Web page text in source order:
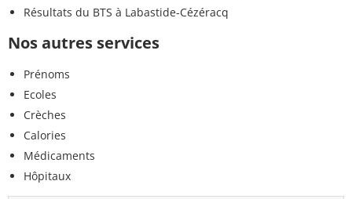
Résultats du BTS à Labastide-Cézéracq
Nos autres services
Prénoms
Ecoles
Crèches
Calories
Médicaments
Hôpitaux